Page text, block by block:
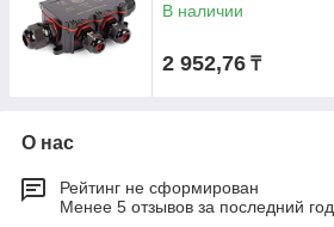
В наличии
2 952,76 ₸
О нас
Рейтинг не сформирован
Менее 5 отзывов за последний год